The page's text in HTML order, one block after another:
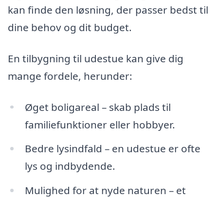
kan finde den løsning, der passer bedst til
dine behov og dit budget.
En tilbygning til udestue kan give dig
mange fordele, herunder:
Øget boligareal – skab plads til
familiefunktioner eller hobbyer.
Bedre lysindfald – en udestue er ofte
lys og indbydende.
Mulighed for at nyde naturen – et